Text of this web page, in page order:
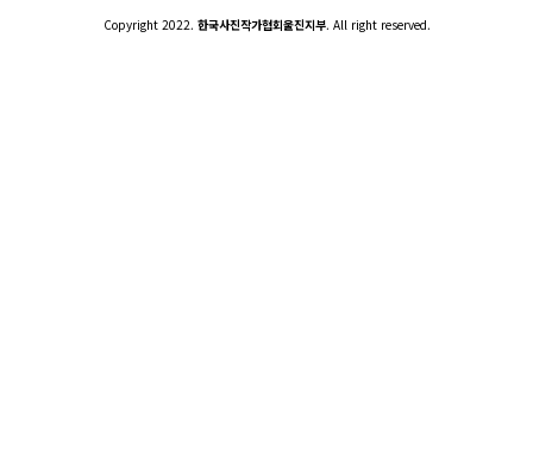
Copyright 2022. 한국사진작가협회울진지부. All right reserved.